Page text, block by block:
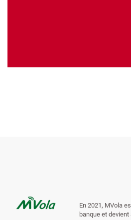
En 2021, MVola
banque et